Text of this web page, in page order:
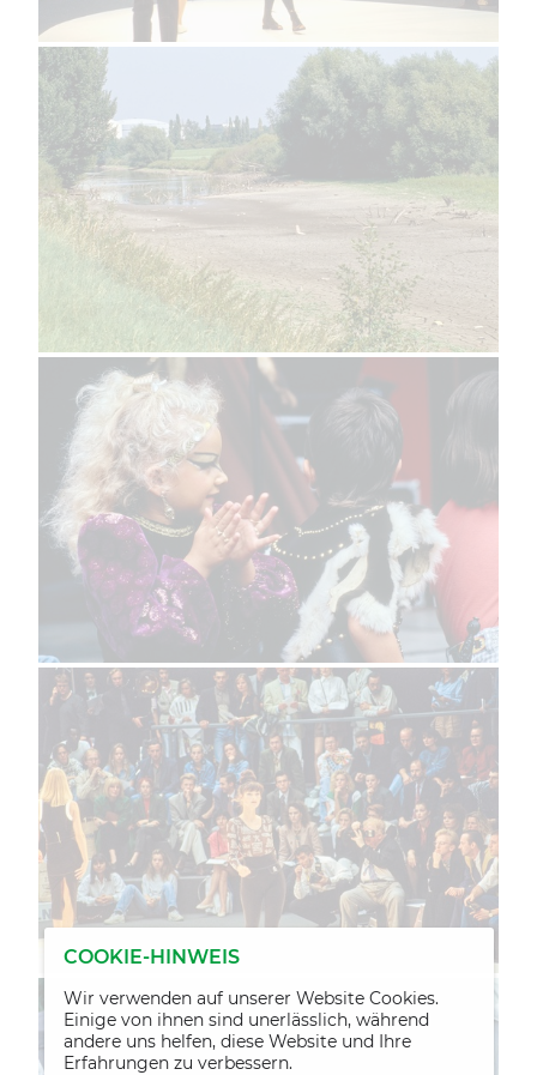
COOKIE-HINWEIS
Wir verwenden auf unserer Website Cookies.
Einige von ihnen sind unerlässlich, während
andere uns helfen, diese Website und Ihre
Erfahrungen zu verbessern.